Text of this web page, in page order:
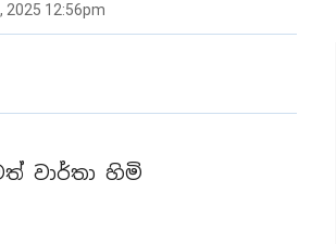
2025 12:56pm
වාර්තා හිමි